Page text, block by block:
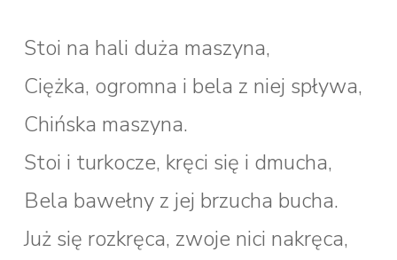
Stoi na hali duża maszyna,
Ciężka, ogromna i bela z niej spływa,
Chińska maszyna.
Stoi i turkocze, kręci się i dmucha,
Bela bawełny z jej brzucha bucha.
Już się rozkręca, zwoje nici nakręca,